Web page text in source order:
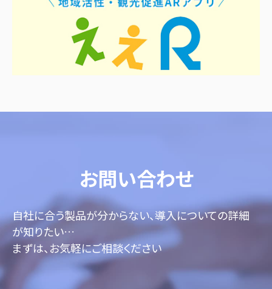
お問い合わせ
自社に合う製品が分からない、導入についての詳細
が知りたい…
まずは、お気軽にご相談ください